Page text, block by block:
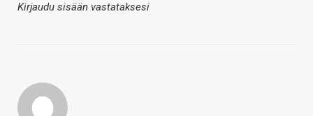
Kirjaudu sisään vastataksesi